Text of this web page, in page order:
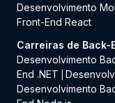
Desenvolvimento
Front-End React
Carreiras de Back-
Desenvolvimento
End .NET
Desenvolvimento